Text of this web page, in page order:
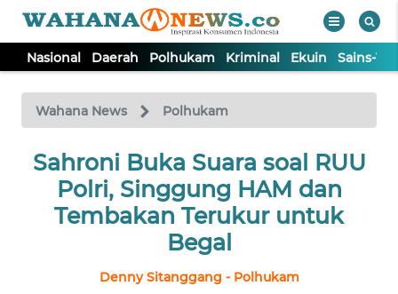
Nasional Daerah Polhukam Kriminal Ekuin Sains-
Wahana News Polhukam
Sahroni Buka Suara soal RUU
Polri, Singgung HAM dan
Tembakan Terukur untuk
Begal
Denny Sitanggang - Polhukam
TV
Tutup
NASIONAL
DAERAH